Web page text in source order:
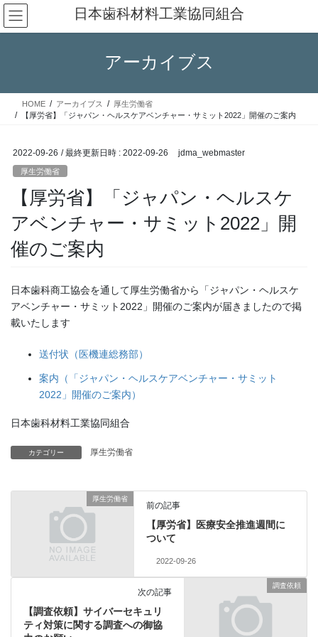
コ
ン
テ
ス
ナ
ビ
ゲ
ン
日本歯科材料工業協同組合
アーカイブス
HOME アーカイブス
厚生労働省
【厚労省】「ジャパン・ヘルスケアベンチャー・サミット2022」開催のご案内
2022-09-26 / 最終更新日時 : 2022-09-26 jdma_webmaster
厚生労働省
【厚労省】「ジャパン・ヘルスケ
アベンチャー・サミット2022」開
催のご案内
日本歯科商工協会を通して厚生労働省から「ジャパン・ヘルスケ
アベンチャー・サミット2022」開催のご案内が届きましたので掲
載いたします
送付状（医機連総務部）
案内（「ジャパン・ヘルスケアベンチャー・サミット
2022」開催のご案内）
日本歯科材料工業協同組合
カテゴリー 厚生労働省
厚生労働省
前の記事
【厚労省】医療安全推進週間に
ついて
2022-09-26
調査依頼
次の記事
【調査依頼】サイバーセキュリ
ティ対策に関する調査への御協